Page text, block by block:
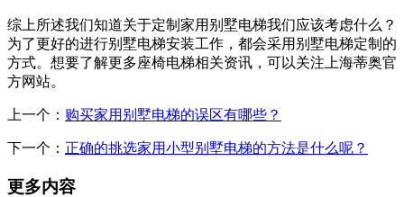
综上所述我们知道关于定制家用别墅电梯我们应该考虑什么？
为了更好的进行别墅电梯安装工作，都会采用别墅电梯定制的
方式。想要了解更多座椅电梯相关资讯，可以关注上海蒂奥官
方网站。
上一个： 购买家用别墅电梯的误区有哪些？
下一个： 正确的挑选家用小型别墅电梯的方法是什么呢？
更多内容